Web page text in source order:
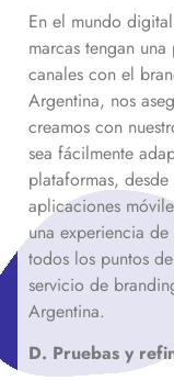
En el mundo
marcas tengan
canales con el
Argentina, nos
creamos con
sea fácilmente
plataformas,
aplicaciones
una experiencia
todos los puntos
servicio de
Argentina.
D. Pruebas y